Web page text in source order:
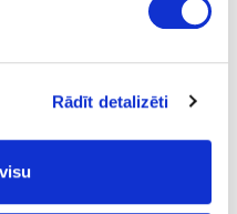
Rādīt detalizēti